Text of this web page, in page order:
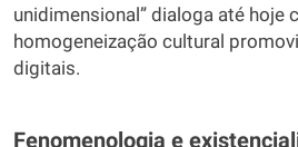
unidimensional” dialoga até hoje
homogeneização cultural
digitais.
Fenomenologia e